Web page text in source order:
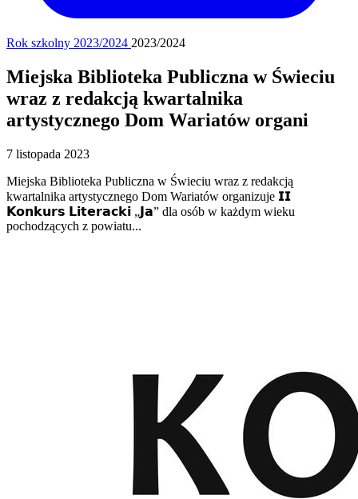
Rok szkolny 2023/2024 2023/2024
Miejska Biblioteka Publiczna w Świeciu
wraz z redakcją kwartalnika
artystycznego Dom Wariatów organi
7 listopada 2023
Miejska Biblioteka Publiczna w Świeciu wraz z redakcją
kwartalnika artystycznego Dom Wariatów organizuje 𝗜𝗜
𝗞𝗼𝗻𝗸𝘂𝗿𝘀 𝗟𝗶𝘁𝗲𝗿𝗮𝗰𝗸𝗶 „𝗝𝗮” dla osób w każdym wieku
pochodzących z powiatu...